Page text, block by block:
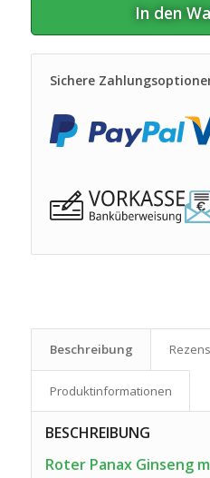
In den
Sichere
Beschreibung
Produkt­informationen
BESCHREIBUNG
Roter Panax Ginseng